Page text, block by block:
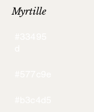
Myrtille